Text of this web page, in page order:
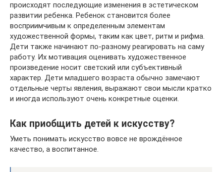
происходят последующие изменения в эстетическом
развитии ребенка. Ребенок становится более
восприимчивым к определенным элементам
художественной формы, таким как цвет, ритм и рифма.
Дети также начинают по-разному реагировать на саму
работу. Их мотивация оценивать художественное
произведение носит светский или субъективный
характер. Дети младшего возраста обычно замечают
отдельные черты явления, выражают свои мысли кратко
и иногда используют очень конкретные оценки.
Как приобщить детей к искусству?
Уметь понимать искусство вовсе не врождённое
качество, а воспитанное.